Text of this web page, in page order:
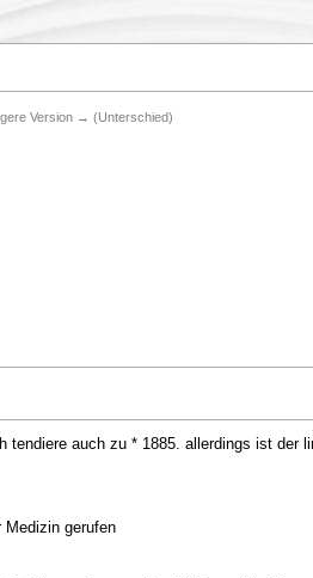
Version → (Unterschied)
tendiere auch zu * 1885. allerdings ist der
Medizin gerufen